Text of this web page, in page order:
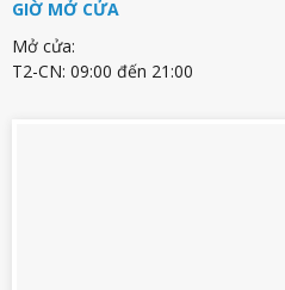
GIỜ MỞ CỬA
Mở cửa:
T2-CN: 09:00 đến 21:00